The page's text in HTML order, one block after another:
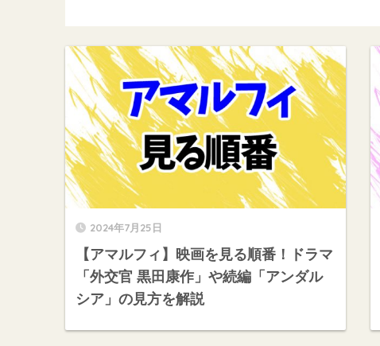
2024年7月25日
【アマルフィ】映画を見る順番！ドラマ
「外交官 黒田康作」や続編「アンダル
シア」の見方を解説